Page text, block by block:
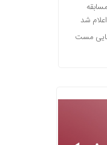
شد
مست